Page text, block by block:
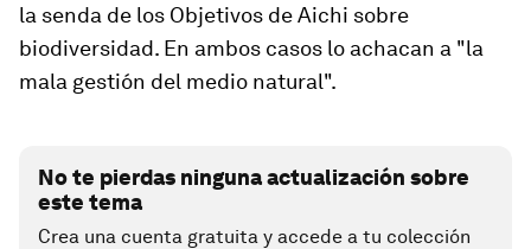
la senda de los Objetivos de Aichi sobre
biodiversidad. En ambos casos lo achacan a "la
mala gestión del medio natural".
No te pierdas ninguna actualización sobre
este tema
Crea una cuenta gratuita y accede a tu colección